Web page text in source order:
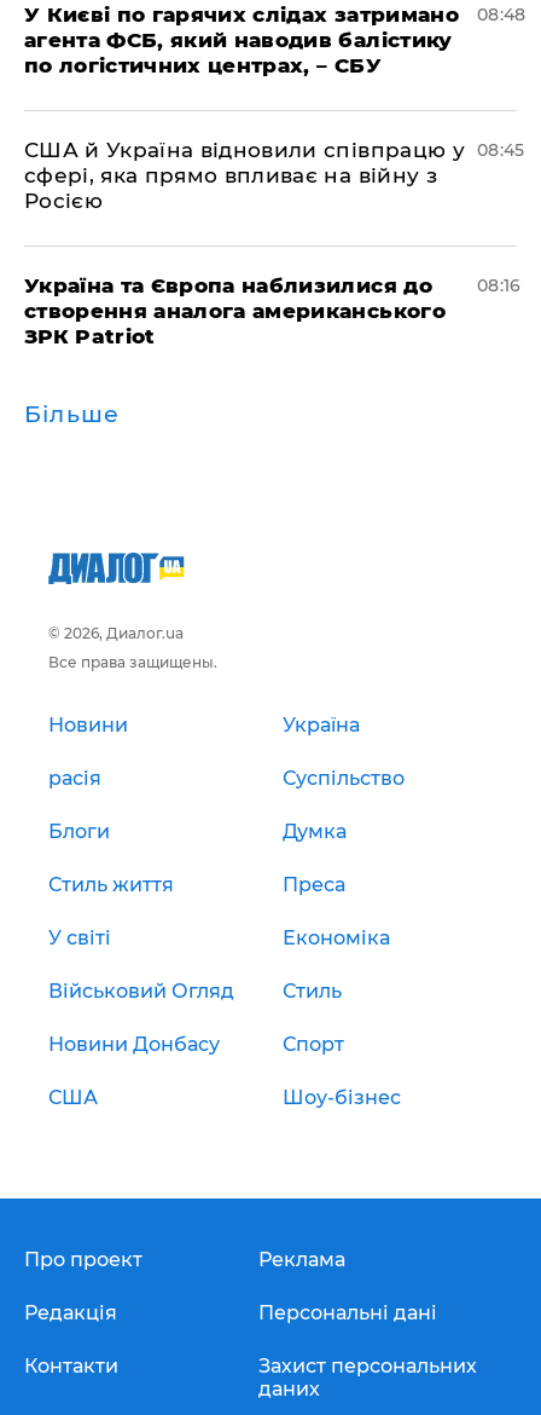
У Києві по гарячих слідах затримано
агента ФСБ, який наводив балістику
по логістичних центрах, – СБУ
08:48
США й Україна відновили співпрацю у
сфері, яка прямо впливає на війну з
Росією
08:45
Україна та Європа наблизилися до
створення аналога американського
ЗРК Patriot
08:16
Більше
© 2026, Диалог.ua
Все права защищены.
Новини Україна
расія Суспільство
Блоги Думка
Стиль життя Преса
У світі Економіка
Військовий Огляд Стиль
Новини Донбасу Спорт
США Шоу-бізнес
Про проект
Редакція
Контакти
Реклама
Персональні дані
Захист персональних
даних